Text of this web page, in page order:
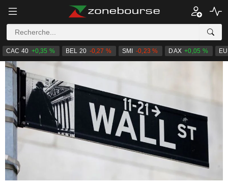
CAC 40 +0,35 % BEL 20 -0,27 % SMI -0,23 % DAX +0,05 %